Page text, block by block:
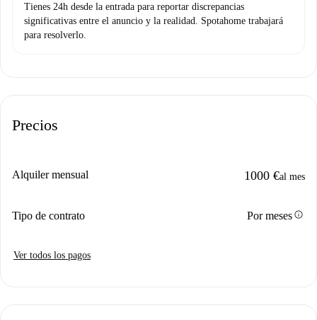
Tienes 24h desde la entrada para reportar discrepancias
significativas entre el anuncio y la realidad. Spotahome trabajará
para resolverlo.
Precios
Alquiler mensual 1000 €al mes
Tipo de contrato Por mesesinfo
Ver todos los pagos